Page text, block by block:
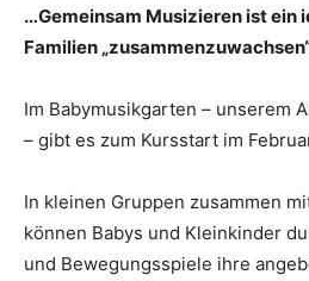
…Gemeinsam Musizieren ist ein
Familien
Im Babymusikgarten – unserem
– gibt es zum Kursstart im
In kleinen Gruppen zusammen
können Babys und Kleinkinder
und Bewegungsspiele ihre